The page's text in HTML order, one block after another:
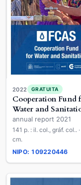
2022 GRATUITA
Cooperation Fund
Water and
annual report 2021
141 p. : il. col., gráf. col.. · 30
cm.
NIPO: 109220446